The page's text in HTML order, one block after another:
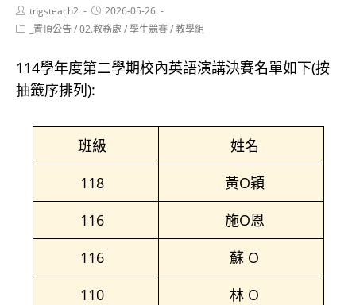
Post
author:
tngsteach2
Post
published:
2026-05-26
Post _置頂公告/02.教務處 /學生競賽/教學組
114學年度第二學期校內英語演講決賽名單如下(按
抽籤序排列):
班級
姓名
118
黃O穎
116
施O恩
116
蘇 O
110
林 O